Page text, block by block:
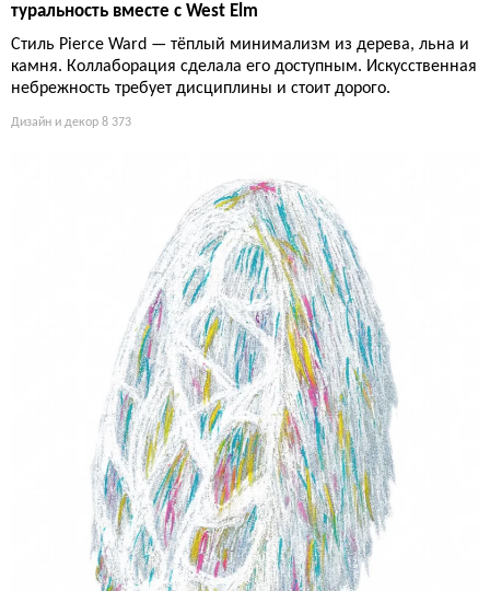
туральность вместе с West Elm
Стиль Pierce Ward — тёплый минимализм из дерева, льна и
камня. Коллаборация сделала его доступным. Искусственная
небрежность требует дисциплины и стоит дорого.
Дизайн и декор 8 373